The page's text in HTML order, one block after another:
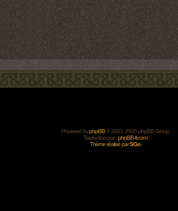
Powered byphpBB© 2001, 2005 phpBB Group
Traduction par :phpBB-fr.com
Thème réalisé parSGo